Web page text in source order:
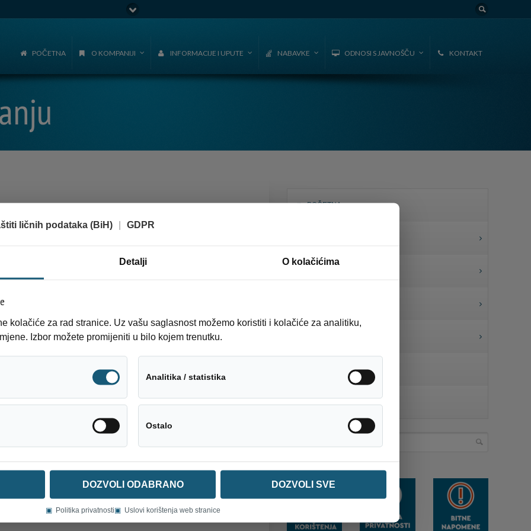
POČETNA O KOMPANIJI INFORMACIJE I UPUTE NABAVKE ODNOSI S JAVNOŠČU KONTAKT
POČETNA
ličnih podataka (BiH) GDPR
Detalji O kolačićima
kolačiće za rad stranice. Uz vašu saglasnost možemo koristiti i kolačiće za analitiku,
Izbor možete promijeniti u bilo kojem trenutku.
Tehnički neophodniAnalitika / statistika Analitika / statistika
Društveni medijiOstalo Ostalo
DOZVOLI ODABRANO DOZVOLI SVE
▣ Politika privatnosti▣ Uslovi korištenja web stranice